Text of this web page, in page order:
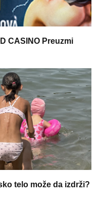
CASINO Preuzmi
telo može da izdrži?